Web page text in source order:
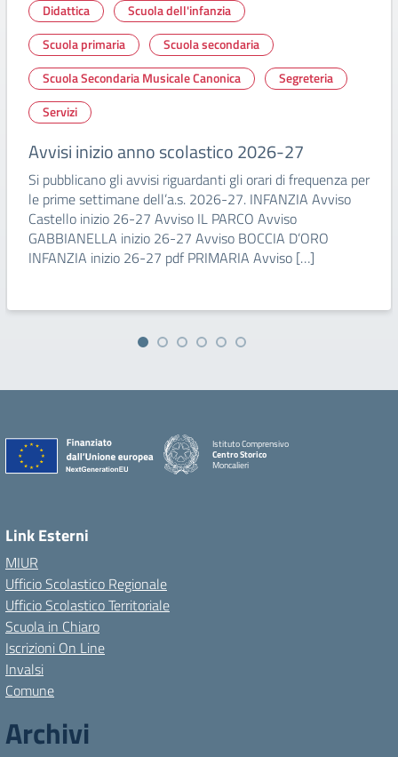
Didattica
Scuola dell'infanzia
Scuola primaria
Scuola secondaria
Scuola Secondaria Musicale Canonica
Segreteria
Servizi
Avvisi inizio anno scolastico 2026-27
Si pubblicano gli avvisi riguardanti gli orari di frequenza per
le prime settimane dell’a.s. 2026-27. INFANZIA Avviso
Castello inizio 26-27 Avviso IL PARCO Avviso
GABBIANELLA inizio 26-27 Avviso BOCCIA D’ORO
INFANZIA inizio 26-27 pdf PRIMARIA Avviso […]
Istituto Comprensivo
Centro Storico
Moncalieri
Link Esterni
MIUR
Ufficio Scolastico Regionale
Ufficio Scolastico Territoriale
Scuola in Chiaro
Iscrizioni On Line
Invalsi
Comune
Archivi